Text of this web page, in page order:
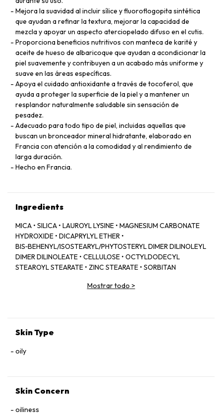
Mejora la suavidad al incluir sílice y fluoroflogopita sintética
que ayudan a refinar la textura, mejorar la capacidad de
mezcla y apoyar un aspecto aterciopelado difuso en el cutis.
Proporciona beneficios nutritivos con manteca de karité y
aceite de hueso de albaricoque que ayudan a acondicionar la
piel suavemente y contribuyen a un acabado más uniforme y
suave en las áreas específicas.
Apoya el cuidado antioxidante a través de tocoferol, que
ayuda a proteger la superficie de la piel y a mantener un
resplandor naturalmente saludable sin sensación de
pesadez.
Adecuado para todo tipo de piel, incluidas aquellas que
buscan un bronceador mineral hidratante, elaborado en
Francia con atención a la comodidad y al rendimiento de
larga duración.
Hecho en Francia.
Ingredients
MICA • SILICA • LAUROYL LYSINE • MAGNESIUM CARBONATE
HYDROXIDE • DICAPRYLYL ETHER •
BIS‑BEHENYL/ISOSTEARYL/PHYTOSTERYL DIMER DILINOLEYL
DIMER DILINOLEATE • CELLULOSE • OCTYLDODECYL
STEAROYL STEARATE • ZINC STEARATE • SORBITAN
ROOT EXTRACT • PARFUM (FRAGRANCE) • MAGNESIUM
ISOEUGENYL ACETATE • TOCOPHEROL • LINALYL ACETATE •
VANILLIN • SODIUM BENZOATE • POTASSIUM SORBATE.
Mostrar todo >
Skin Type
oily
Skin Concern
oiliness